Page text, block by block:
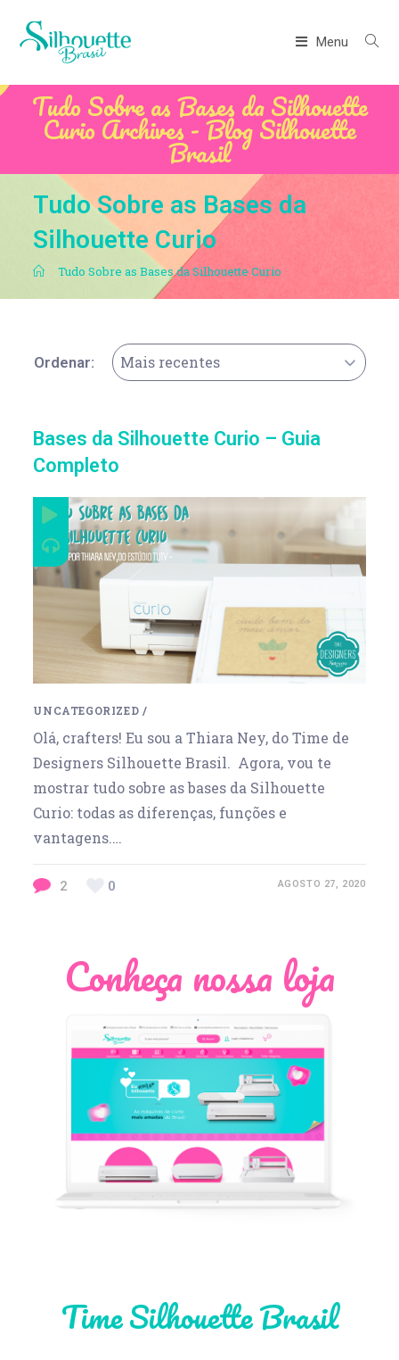
Menu
Tudo Sobre as Bases da Silhouette
Curio Archives - Blog Silhouette
Brasil
Tudo Sobre as Bases da
Silhouette Curio
. Tudo Sobre as Bases da Silhouette Curio
Ordenar: Mais recentes
Bases da Silhouette Curio – Guia
Completo
UNCATEGORIZED /
Olá, crafters! Eu sou a Thiara Ney, do Time de
Designers Silhouette Brasil. Agora, vou te
mostrar tudo sobre as bases da Silhouette
Curio: todas as diferenças, funções e
vantagens.…
2 0 AGOSTO 27, 2020
Conheça nossa loja
Time Silhouette Brasil
Léia Pastori
Thiara Ney